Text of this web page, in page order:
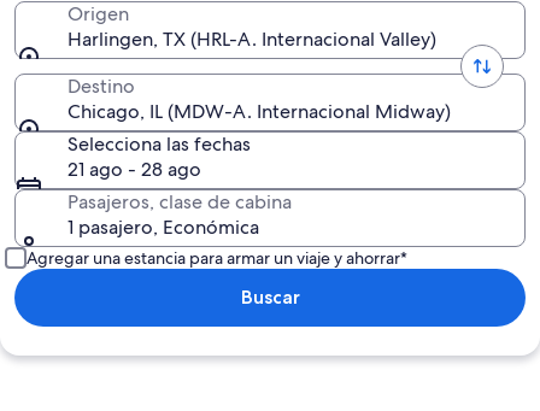
Origen
Harlingen, TX (HRL-A. Internacional Valley)
Destino
Chicago, IL (MDW-A. Internacional Midway)
Selecciona las fechas
21 ago - 28 ago
Pasajeros, clase de cabina
1 pasajero, Económica
Agregar una estancia para armar un viaje y ahorrar*
Buscar